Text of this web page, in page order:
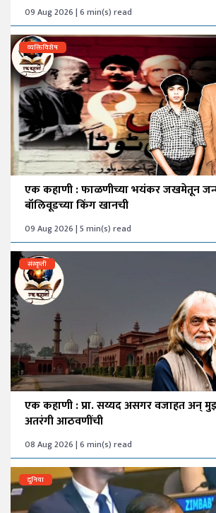
09 Aug 2026 | 6 min(s) read
व्यक्तिविशेष
एक कहाणी : फाळणीच्या भयंकर जखमेतून
बॉलिवूडच्या किंग खानची
09 Aug 2026 | 5 min(s) read
संस्कृती
एक कहाणी : प्रा. सय्यद असगर वजाहत अन्
अतरंगी आठवणींची
08 Aug 2026 | 6 min(s) read
दुनिया